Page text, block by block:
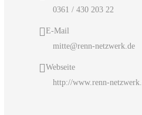
0361 / 430 203 22
E-Mail
mitte@renn-netzwerk.de
Webseite
http://www.renn-